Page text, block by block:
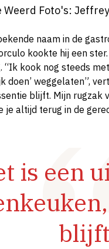
Weerd Foto's:
naam in de
kookte hij een
“Ik kook nog steeds
doen’ weggelaten”,
blijft. Mijn rugzak
je altijd terug in de
is een